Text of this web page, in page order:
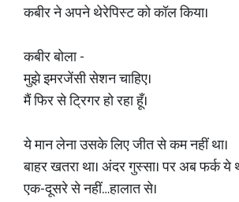
कबीर ने अपने थेरेपिस्ट को कॉल किया।
कबीर बोला -
मुझे इमरजेंसी सेशन चाहिए।
मैं फिर से ट्रिगर हो रहा हूँ।
ये मान लेना उसके लिए जीत से कम नहीं था।
बाहर खतरा था। अंदर गुस्सा। पर अब फर्क ये
एक-दूसरे से नहीं…हालात से।